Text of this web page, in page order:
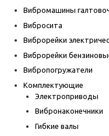
Вибромашины
Вибросита
Виброрейки
Виброрейки
Вибропогружатели
Комплектующие
Электроприводы
Вибронаконечники
Гибкие валы